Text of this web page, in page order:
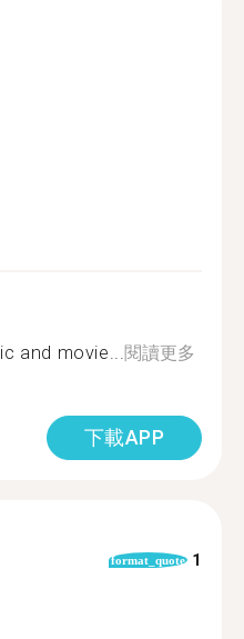
and movie...閱讀更多
下載APP
format_quote 1